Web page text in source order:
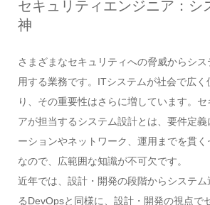
セキュリティエンジニア：シ
神
さまざまなセキュリティへの脅威からシ
用する業務です。ITシステムが社会で広く
り、その重要性はさらに増しています。
アが担当するシステム設計とは、要件定
ーションやネットワーク、運用までを貫く
なので、広範囲な知識が不可欠です。
近年では、設計・開発の段階からシステ
るDevOpsと同様に、設計・開発の視点で